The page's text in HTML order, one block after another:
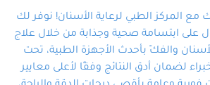
المتخصص ذوي الخبرة، ستجد نفسك
في أيد أمينة تلبي احتياجاتك بكل
احترافية ودقة.
المركز الطبي لرعاية الأسنان! نوفر لك
على ابتسامة صحية وجذابة من خلال علاج
والفكّ بأحدث الأجهزة الطبية، تحت
لضمان أدق النتائج وفقًا لأعلى معايير